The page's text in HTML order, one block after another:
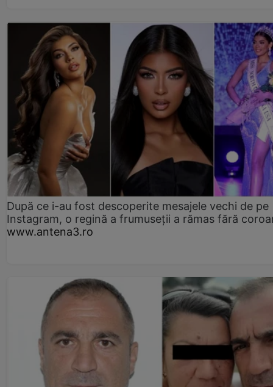
După ce i-au fost descoperite mesajele vechi de pe
Instagram, o regină a frumuseții a rămas fără
www.antena3.ro